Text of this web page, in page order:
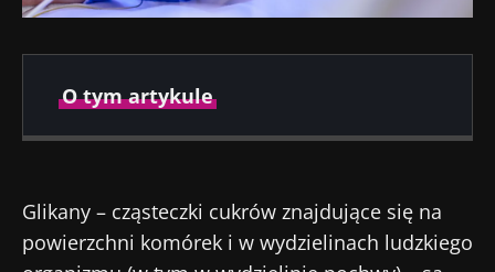
O tym artykule
2025
2025
Glikany – cząsteczki cukrów znajdujące się na
powierzchni komórek i w wydzielinach ludzkiego